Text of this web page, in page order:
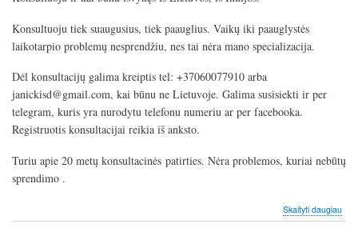
Konsultuoju tiek suaugusius, tiek paauglius. Vaikų iki paauglystės
laikotarpio problemų nesprendžiu, nes tai nėra mano specializacija.
Dėl konsultacijų galima kreiptis tel: +37060077910 arba
janickisd@gmail.com, kai būnu ne Lietuvoje. Galima susisiekti ir per
telegram, kuris yra nurodytu telefonu numeriu ar per facebooka.
Registruotis konsultacijai reikia iš anksto.
Turiu apie 20 metų konsultacinės patirties. Nėra problemos, kuriai nebūtų
sprendimo .
Skaityti daugiauapie